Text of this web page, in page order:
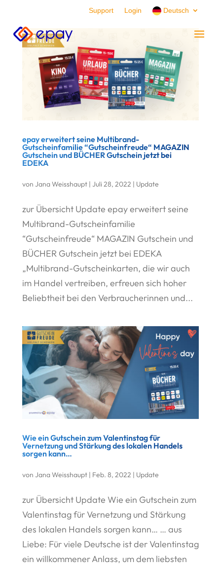
Support Login Deutsch
epay erweitert seine Multibrand-
Gutscheinfamilie “Gutscheinfreude“ MAGAZIN
Gutschein und BÜCHER Gutschein jetzt bei
EDEKA
von Jana Weisshaupt| Juli 28, 2022 | Update
zur Übersicht Update epay erweitert seine
Multibrand-Gutscheinfamilie
“Gutscheinfreude“ MAGAZIN Gutschein und
BÜCHER Gutschein jetzt bei EDEKA
„Multibrand-Gutscheinkarten, die wir auch
im Handel vertreiben, erfreuen sich hoher
Beliebtheit bei den Verbraucherinnen und...
Wie ein Gutschein zum Valentinstag für
Vernetzung und Stärkung des lokalen Handels
sorgen kann…
von Jana Weisshaupt| Feb. 8, 2022 | Update
zur Übersicht Update Wie ein Gutschein zum
Valentinstag für Vernetzung und Stärkung
des lokalen Handels sorgen kann… … aus
Liebe: Für viele Deutsche ist der Valentinstag
ein willkommener Anlass, um dem liebsten